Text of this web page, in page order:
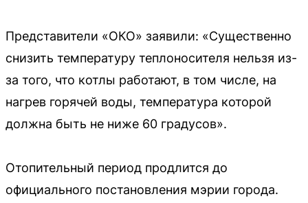
Представители «ОКО» заявили: «Существенно
снизить температуру теплоносителя нельзя из-
за того, что котлы работают, в том числе, на
нагрев горячей воды, температура которой
должна быть не ниже 60 градусов».
Отопительный период продлится до
официального постановления мэрии города.